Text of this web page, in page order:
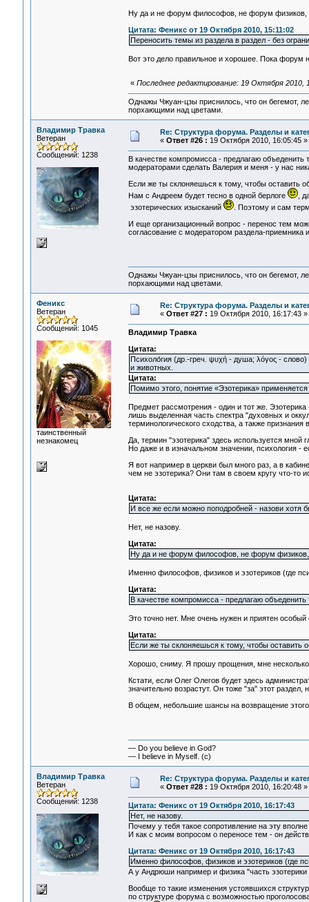
Ну да и не форум философов, не форум физиков,
Цитата: Феникс от 19 Октября 2010, 15:11:02
Переносить темы из раздела в раздел - без
Вот это дело правильное и хорошее. Пока форум
« Последнее редактирование: 19 Октября 2010,
Однажы Чжуан-цзы приснилось, что он бегемот,
порхающими над цветами.
Владимир Травка
Ветеран
Сообщений: 1238
Re: Структура форума. Разделы и
« Ответ #26 : 19 Октября 2010, 16:05:45 »
В качестве компромисса - предлагаю
модераторами сделать Валерия и меня - у нас
Если же ты склоняешься к тому, чтобы оставить
Нам с Андреем будет тесно в одной берлоге
,
эзотерических изысканий
. Поэтому и сам
И еще организационный вопрос - перенос тем
согласование с модератором раздела-приемника
Однажы Чжуан-цзы приснилось, что он бегемот,
порхающими над цветами.
Феникс
Ветеран
Сообщений: 1045
таинственный
незнакомец
Re: Структура форума. Разделы и
« Ответ #27 : 19 Октября 2010, 16:17:43 »
Владимир Травка
Цитата:
Психоло́гия (др.-греч. ψυχή - душа; λόγος -
и животных.
Цитата:
Помимо этого, понятие «Эзотерика»
Предмет рассмотрения - один и тот же. Эзотерика
лишь выделенная часть спектра "духовных и
терминологического сходства, а также
Да, термин "эзотерика" здесь используется
Но даже и в изначальном значении, психология -
Я вот например в церкви был много раз, а в
чем не эзотерика? Они там в своем кругу что-то
Цитата:
И все же если можно поподробней - назови хотя
Нет, не назову.
Цитата:
Ну да и не форум философов, не форум физиков,
Именно философов, физиков и эзотериков (где
Цитата:
В качестве компромисса - предлагаю
Это точно нет. Мне очень нужен и приятен особый
Цитата:
Если же ты склоняешься к тому, чтобы оставить
Хорошо, сниму. Я прошу прощения, мне несколько
Кстати, если Олег Олегов будет здесь
значительно возрастут. Он тоже "за" этот
В общем, небольшие шансы на возвращение
— Do you believe in God?
— I believe in Myself. (c)
Владимир Травка
Ветеран
Сообщений: 1238
Re: Структура форума. Разделы и
« Ответ #28 : 19 Октября 2010, 16:20:48 »
Цитата: Феникс от 19 Октября 2010, 16:17:43
Нет, не назову.
Почему у тебя такое сопротивление на эту
И как с моим вопросом о переносе тем - он
Цитата: Феникс от 19 Октября 2010, 16:17:43
Именно философов, физиков и эзотериков (где
А у Андрюши например и физика "часть эзотерики
Вообще то такие изменения устоявшихся
по структуре форума с возможностью